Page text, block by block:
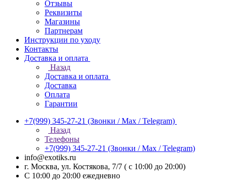
Отзывы
Реквизиты
Магазины
Партнерам
Инструкции по уходу
Контакты
Доставка и оплата
Назад
Доставка и оплата
Доставка
Оплата
Гарантии
+7(999) 345-27-21 (Звонки / Max / Telegram)
Назад
Телефоны
+7(999) 345-27-21 (Звонки / Max / Telegram)
info@exotiks.ru
г. Москва, ул. Костякова, 7/7 ( с 10:00 до 20:00)
С 10:00 до 20:00 ежедневно